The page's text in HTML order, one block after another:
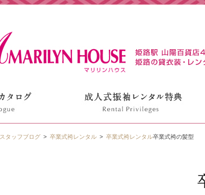
スタッフブログ 卒業式袴レンタル 卒業式袴レンタル卒業式袴の髪型